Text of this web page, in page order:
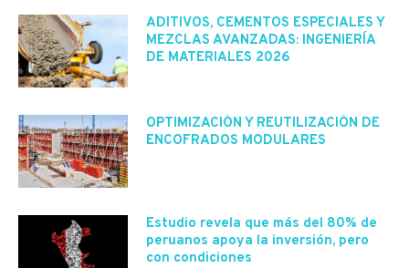
ADITIVOS, CEMENTOS ESPECIALES Y
MEZCLAS AVANZADAS: INGENIERÍA
DE MATERIALES 2026
OPTIMIZACIÓN Y REUTILIZACIÓN DE
ENCOFRADOS MODULARES
Estudio revela que más del 80% de
peruanos apoya la inversión, pero
con condiciones